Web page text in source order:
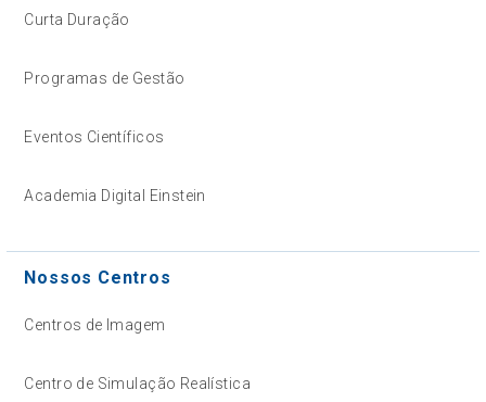
Curta Duração
Programas de Gestão
Eventos Científicos
Academia Digital Einstein
Nossos Centros
Centros de Imagem
Centro de Simulação Realística